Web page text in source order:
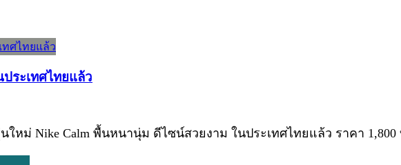
ระเทศไทยแล้ว
ใหม่ Nike Calm พื้นหนานุ่ม ดีไซน์สวยงาม ในประเทศไทยแล้ว ราคา 1,800